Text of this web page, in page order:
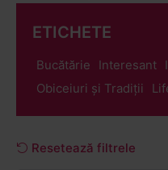
ETICHETE
Bucătărie Interesant
Obiceiuri și Tradiții
Resetează filtrele